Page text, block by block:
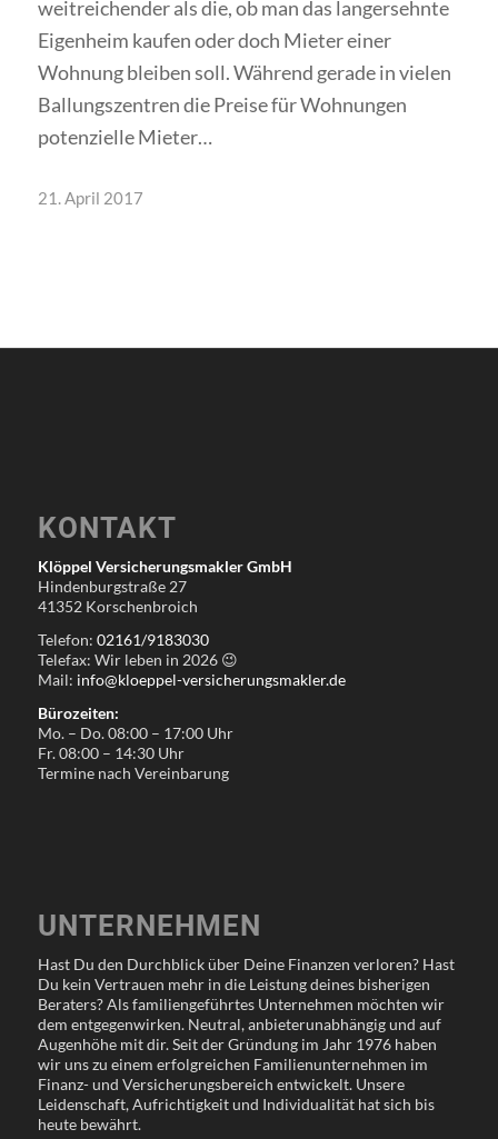
weitreichender als die, ob man das langersehnte
Eigenheim kaufen oder doch Mieter einer
Wohnung bleiben soll. Während gerade in vielen
Ballungszentren die Preise für Wohnungen
potenzielle Mieter…
21. April 2017
KONTAKT
Klöppel Versicherungsmakler GmbH
Hindenburgstraße 27
41352 Korschenbroich
Telefon: 02161/9183030
Telefax: Wir leben in 2026 😉
Mail: info@kloeppel-versicherungsmakler.de
Bürozeiten:
Mo. – Do. 08:00 – 17:00 Uhr
Fr. 08:00 – 14:30 Uhr
Termine nach Vereinbarung
UNTERNEHMEN
Hast Du den Durchblick über Deine Finanzen verloren? Hast
Du kein Vertrauen mehr in die Leistung deines bisherigen
Beraters? Als familiengeführtes Unternehmen möchten wir
dem entgegenwirken. Neutral, anbieterunabhängig und auf
Augenhöhe mit dir. Seit der Gründung im Jahr 1976 haben
wir uns zu einem erfolgreichen Familienunternehmen im
Finanz- und Versicherungsbereich entwickelt. Unsere
Leidenschaft, Aufrichtigkeit und Individualität hat sich bis
heute bewährt.